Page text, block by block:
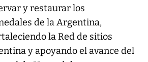
y restaurar los
de la Argentina,
la Red de sitios
y apoyando el avance del